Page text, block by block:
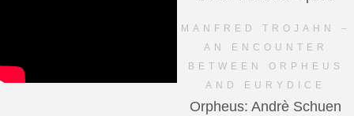
MANFRED TROJAHN –
AN ENCOUNTER
BETWEEN ORPHEUS
AND EURYDICE
Orpheus: Andrè Schuen